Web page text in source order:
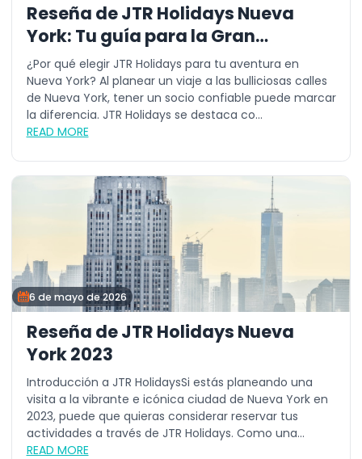
Reseña de JTR Holidays Nueva
York: Tu guía para la Gran
Manzana
¿Por qué elegir JTR Holidays para tu aventura en
Nueva York? Al planear un viaje a las bulliciosas calles
de Nueva York, tener un socio confiable puede marcar
la diferencia. JTR Holidays se destaca co...
READ MORE
6 de mayo de 2026
Reseña de JTR Holidays Nueva
York 2023
Introducción a JTR HolidaysSi estás planeando una
visita a la vibrante e icónica ciudad de Nueva York en
2023, puede que quieras considerar reservar tus
actividades a través de JTR Holidays. Como una...
READ MORE